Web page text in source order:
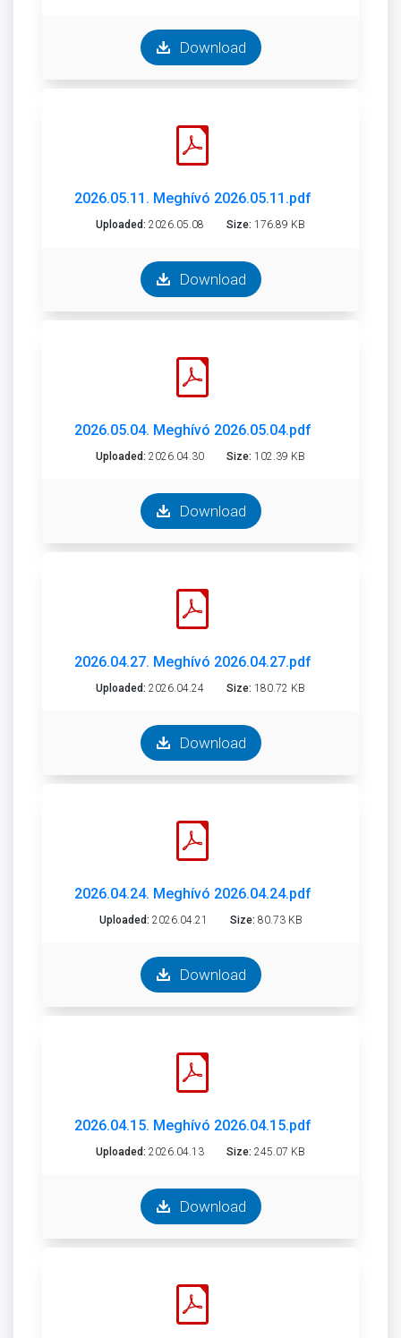
Download
2026.05.11. Meghívó 2026.05.11.pdf
Uploaded: 2026.05.08 Size: 176.89 KB
Download
2026.05.04. Meghívó 2026.05.04.pdf
Uploaded: 2026.04.30 Size: 102.39 KB
Download
2026.04.27. Meghívó 2026.04.27.pdf
Uploaded: 2026.04.24 Size: 180.72 KB
Download
2026.04.24. Meghívó 2026.04.24.pdf
Uploaded: 2026.04.21 Size: 80.73 KB
Download
2026.04.15. Meghívó 2026.04.15.pdf
Uploaded: 2026.04.13 Size: 245.07 KB
Download